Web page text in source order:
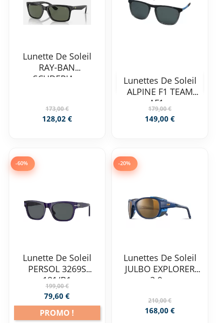
Lunette De Soleil
RAY-BAN
SCUDERIA...
173,00 €
128,02 €
Lunettes De Soleil
ALPINE F1 TEAM
AF1...
179,00 €
149,00 €
-60%
Lunette De Soleil
PERSOL 3269S
181/B1
199,00 €
79,60 €
PROMO !
-20%
Lunettes De Soleil
JULBO EXPLORER
2.0...
210,00 €
168,00 €